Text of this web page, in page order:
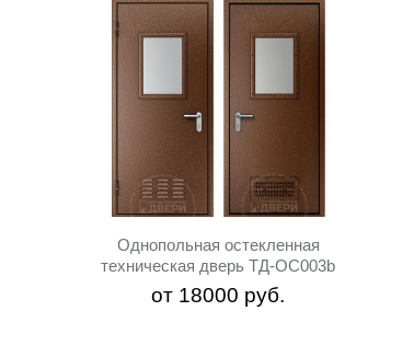
Однопольная остекленная
техническая дверь ТД-ОС003b
от 18000 руб.